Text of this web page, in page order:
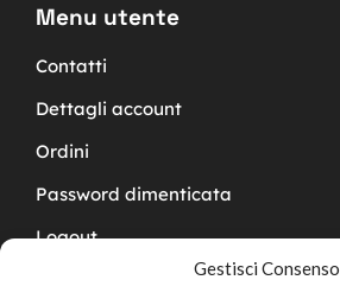
Gestisci Consenso
Menu utente
Contatti
Dettagli account
Ordini
Password dimenticata
Logout